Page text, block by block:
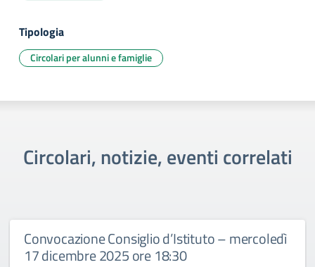
Tipologia
Circolari per alunni e famiglie
Circolari, notizie, eventi correlati
Convocazione Consiglio d’Istituto – mercoledì
17 dicembre 2025 ore 18:30